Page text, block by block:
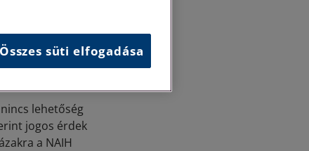
emellett a
lehetőség
jogos érdek
a NAIH
Összes süti elfogadása